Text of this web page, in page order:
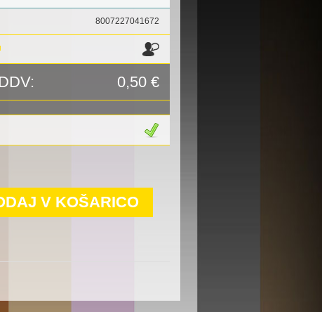
8007227041672
0,50 €
V KOŠARICO